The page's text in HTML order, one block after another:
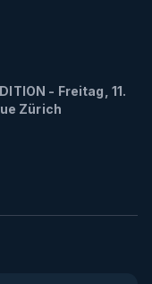
- Freitag, 11.
Zürich